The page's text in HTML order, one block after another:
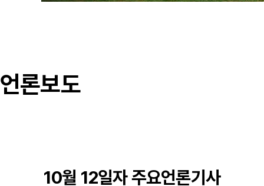
언론보도
10월 12일자 주요언론기사